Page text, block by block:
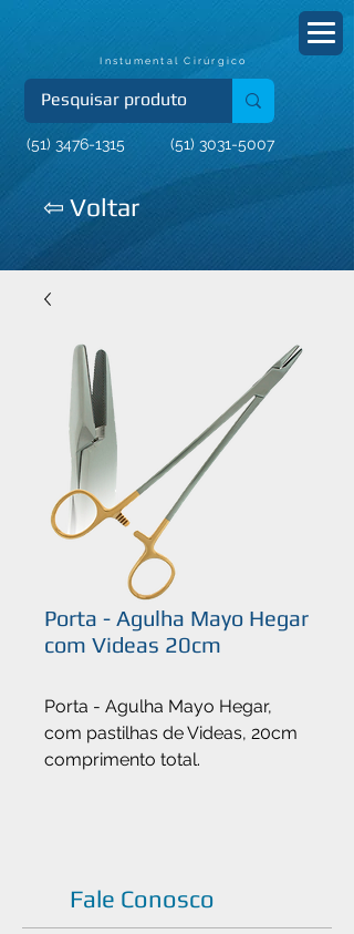
(51) 3031-5007
(51) 3476-1315
Instumental Cirúrgico
⇦ Voltar
Porta - Agulha Mayo Hegar
com Videas 20cm
Porta - Agulha Mayo Hegar,
com pastilhas de Videas, 20cm
comprimento total.
Fale Conosco